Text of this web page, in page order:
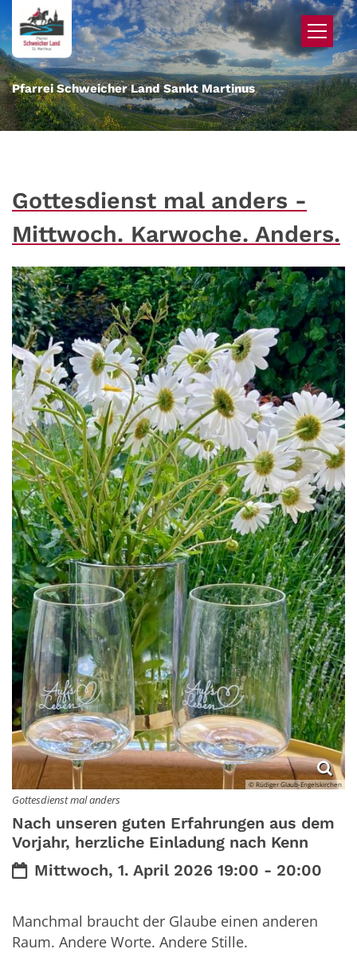
Zum Inhalt springen
Pfarrei Schweicher Land Sankt Martinus
Gottesdienst mal anders -
Mittwoch. Karwoche. Anders.
© Rüdiger Glaub-Engelskirchen
Gottesdienst mal anders
Nach unseren guten Erfahrungen aus dem
Vorjahr, herzliche Einladung nach Kenn
Datum:
Mittwoch, 1. April 2026 19:00 - 20:00
Manchmal braucht der Glaube einen anderen
Raum. Andere Worte. Andere Stille.